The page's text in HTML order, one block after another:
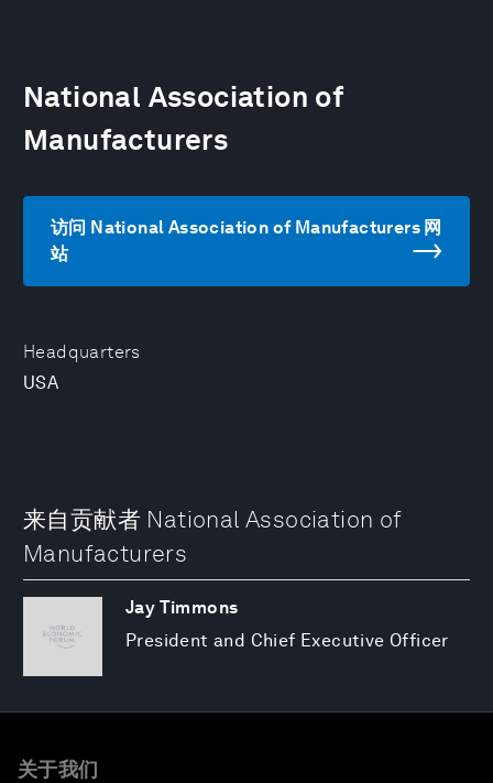
Headquarters
USA
National Association of
Manufacturers
访问 National Association of Manufacturers 网
站
来自贡献者 National Association of
Manufacturers
Jay Timmons
President and Chief Executive Officer
关于我们